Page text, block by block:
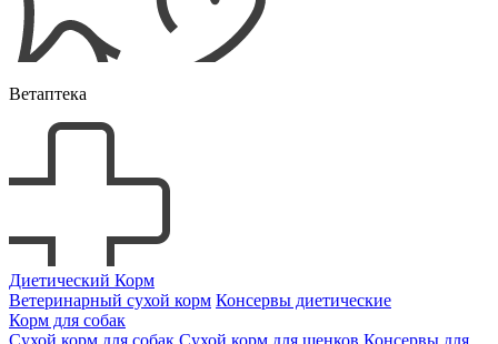
Ветаптека
Диетический Корм
Ветеринарный сухой корм Консервы диетические
Корм для собак
Сухой корм для собак Сухой корм для щенков Консервы для